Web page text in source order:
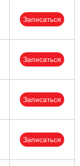
Записаться
Записаться
Записаться
Записаться